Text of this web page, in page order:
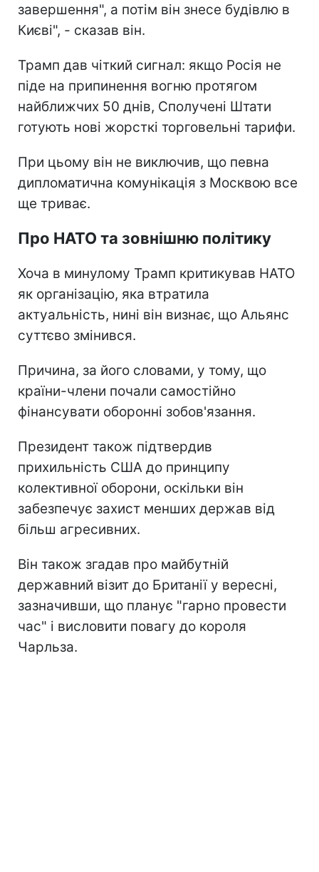
завершення", а потім він знесе будівлю в
Києві", - сказав він.
Трамп дав чіткий сигнал: якщо Росія не
піде на припинення вогню протягом
найближчих 50 днів, Сполучені Штати
готують нові жорсткі торговельні тарифи.
При цьому він не виключив, що певна
дипломатична комунікація з Москвою все
ще триває.
Про НАТО та зовнішню політику
Хоча в минулому Трамп критикував НАТО
як організацію, яка втратила
актуальність, нині він визнає, що Альянс
суттєво змінився.
Причина, за його словами, у тому, що
країни-члени почали самостійно
фінансувати оборонні зобов'язання.
Президент також підтвердив
прихильність США до принципу
колективної оборони, оскільки він
забезпечує захист менших держав від
більш агресивних.
Він також згадав про майбутній
державний візит до Британії у вересні,
зазначивши, що планує "гарно провести
час" і висловити повагу до короля
Чарльза.